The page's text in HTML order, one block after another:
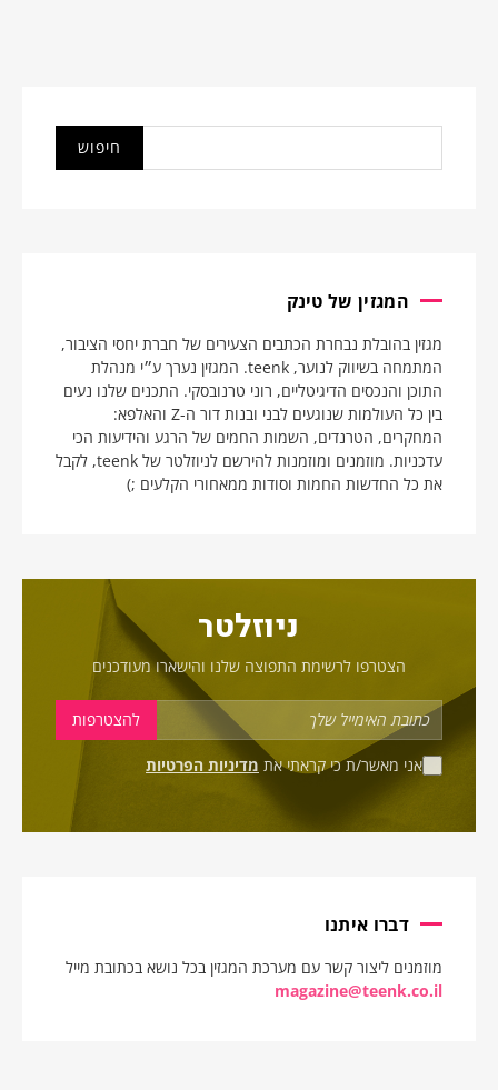
המגזין של טינק
מגזין בהובלת נבחרת הכתבים הצעירים של חברת יחסי הציבור,
המתמחה בשיווק לנוער, teenk. המגזין נערך ע״י מנהלת
התוכן והנכסים הדיגיטליים, רוני טרנובסקי. התכנים שלנו נעים
בין כל העולמות שנוגעים לבני ובנות דור ה-Z והאלפא:
המחקרים, הטרנדים, השמות החמים של הרגע והידיעות הכי
עדכניות. מוזמנים ומוזמנות להירשם לניוזלטר של teenk, לקבל
את כל החדשות החמות וסודות ממאחורי הקלעים ;)
ניוזלטר
הצטרפו לרשימת התפוצה שלנו והישארו מעודכנים
אני מאשר/ת כי קראתי את מדיניות הפרטיות
דברו איתנו
מוזמנים ליצור קשר עם מערכת המגזין בכל נושא בכתובת מייל
magazine@teenk.co.il